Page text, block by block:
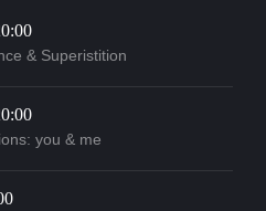
& Superistition
you & me